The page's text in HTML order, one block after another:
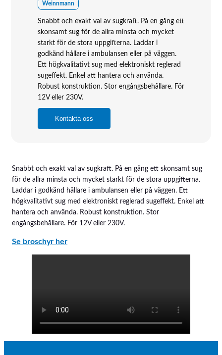
Weinnmann
Snabbt och exakt val av sugkraft. På en gång ett
skonsamt sug för de allra minsta och mycket
starkt för de stora uppgifterna. Laddar i
godkänd hållare i ambulansen eller på väggen.
Ett högkvalitativt sug med elektroniskt reglerad
sugeffekt. Enkel att hantera och använda.
Robust konstruktion. Stor engångsbehållare. För
12V eller 230V.
Kontakta oss
Snabbt och exakt val av sugkraft. På en gång ett skonsamt sug
för de allra minsta och mycket starkt för de stora uppgifterna.
Laddar i godkänd hållare i ambulansen eller på väggen. Ett
högkvalitativt sug med elektroniskt reglerad sugeffekt. Enkel att
hantera och använda. Robust konstruktion. Stor
engångsbehållare. För 12V eller 230V.
Se broschyr her